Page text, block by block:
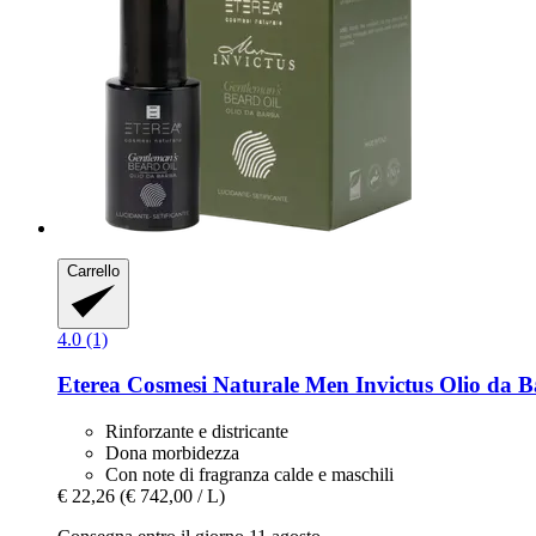
Carrello
4.0 (1)
Eterea Cosmesi Naturale Men Invictus Olio da
Rinforzante e districante
Dona morbidezza
Con note di fragranza calde e maschili
€ 22,26 (€ 742,00 / L)